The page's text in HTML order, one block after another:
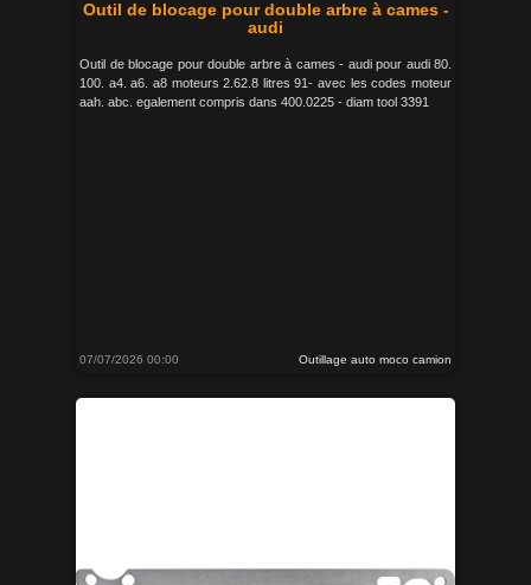
Outil de blocage pour double arbre à cames -
audi
Outil de blocage pour double arbre à cames - audi pour audi 80.
100. a4. a6. a8 moteurs 2.62.8 litres 91- avec les codes moteur
aah. abc. egalement compris dans 400.0225 - diam tool 3391
07/07/2026 00:00 Outillage auto moco camion